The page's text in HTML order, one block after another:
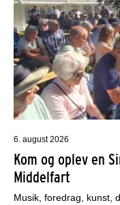
6. august 2026
Kom og oplev en
Middelfart
Musik, foredrag, kunst,